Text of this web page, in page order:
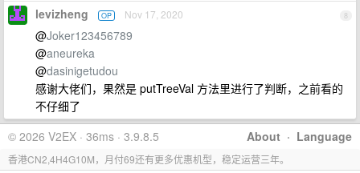
8
levizheng OP Nov 17, 2020
@Joker123456789
@aneureka
@dasinigetudou
感谢大佬们，果然是 putTreeVal 方法里进行了判断，之前看的
不仔细了
About · Language
© 2026 V2EX · 36ms · 3.9.8.5
香港CN2,4H4G10M，月付69还有更多优惠机型，稳定运营三年。